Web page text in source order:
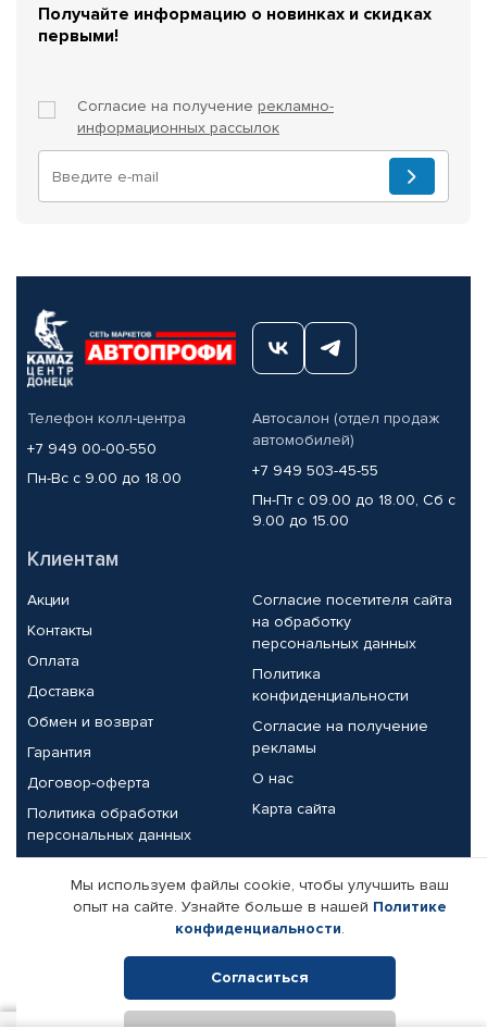
Получайте информацию о новинках и скидках
первыми!
Согласие на получение рекламно-
информационных рассылок
Телефон колл-центра
+7 949 00-00-550
Пн-Вс с 9.00 до 18.00
Автосалон (отдел продаж
автомобилей)
+7 949 503-45-55
Пн-Пт с 09.00 до 18.00, Сб с
9.00 до 15.00
Клиентам
Акции
Контакты
Оплата
Доставка
Обмен и возврат
Гарантия
Договор-оферта
Политика обработки
персональных данных
Согласие посетителя сайта
на обработку
персональных данных
Политика
конфиденциальности
Согласие на получение
рекламы
О нас
Карта сайта
Партнерам
Корпоративным клиентам
Поставщикам
Реквизиты компании
Мы используем файлы cookie, чтобы улучшить ваш
опыт на сайте. Узнайте больше в нашей Политике
конфиденциальности.
Согласиться